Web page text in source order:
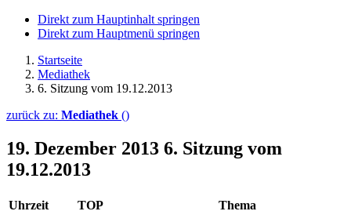
Direkt zum Hauptinhalt springen
Direkt zum Hauptmenü springen
Startseite
Mediathek
6. Sitzung vom 19.12.2013
zurück zu: Mediathek ()
19. Dezember 2013 6. Sitzung vom
19.12.2013
Uhrzeit TOP Thema